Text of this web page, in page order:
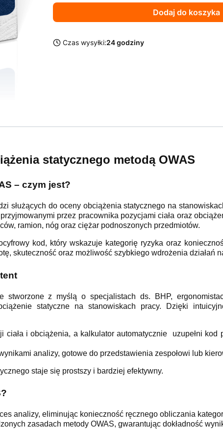
Dodaj do koszyka
Czas wysyłki:24 godziny
statycznego metodą OWAS
– czym jest?
służących do oceny obciążenia statycznego na
przez pracownika pozycjami ciała oraz
ramion, nóg oraz ciężar podnoszonych przedmiotów.
kod, który wskazuje kategorię ryzyka oraz
skuteczność oraz możliwość szybkiego wdrożenia działań
z myślą o specjalistach ds. BHP,
statyczne na stanowiskach pracy. Dzięki
ciała i obciążenia, a kalkulator automatycznie uzupełni kod
analizy, gotowe do przedstawienia zespołowi lub
staje się prostszy i bardziej efektywny.
analizy, eliminując konieczność ręcznego obliczania
zasadach metody OWAS, gwarantując dokładność